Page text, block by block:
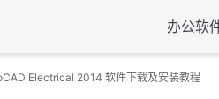
办公软
Electrical 2014 软件下载及安装教程